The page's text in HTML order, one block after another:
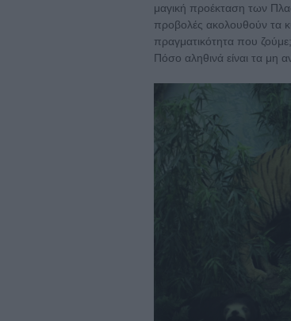
μαγική προέκταση των
προβολές ακολουθούν τα
πραγματικότητα που
Πόσο αληθινά είναι τα μη